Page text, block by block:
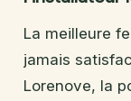
La meilleure
jamais
Lorenove, la